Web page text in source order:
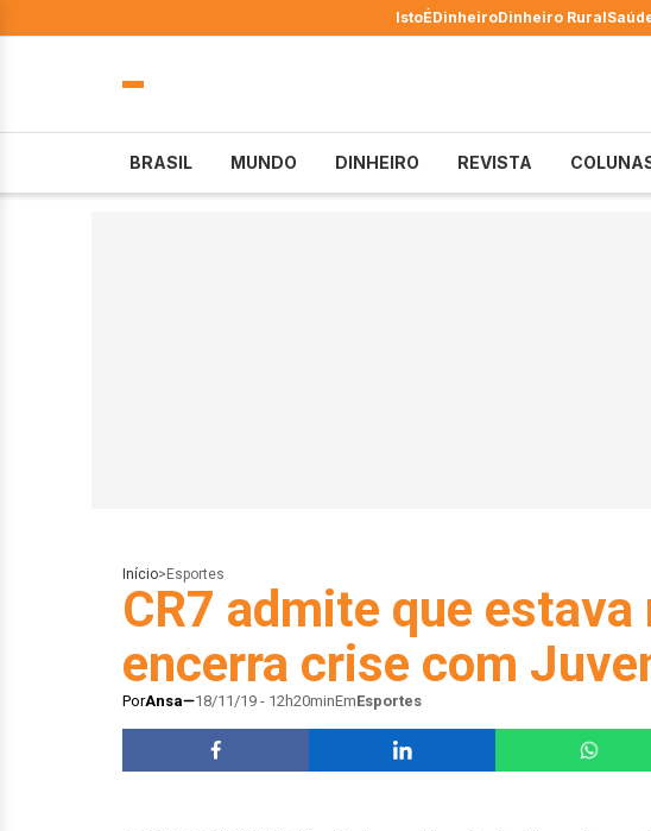
IstoÉDinheiroDinheiro Rural
BRASIL MUNDO DINHEIRO REVISTA
Início> Esportes
CR7 admite que
encerra crise com
PorAnsa 18/11/19 - 12h20minEmEsportes